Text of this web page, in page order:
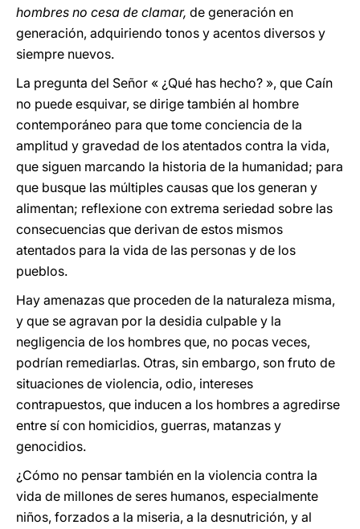
hombres no cesa de clamar, de generación en
generación, adquiriendo tonos y acentos diversos y
siempre nuevos.
La pregunta del Señor « ¿Qué has hecho? », que Caín
no puede esquivar, se dirige también al hombre
contemporáneo para que tome conciencia de la
amplitud y gravedad de los atentados contra la vida,
que siguen marcando la historia de la humanidad; para
que busque las múltiples causas que los generan y
alimentan; reflexione con extrema seriedad sobre las
consecuencias que derivan de estos mismos
atentados para la vida de las personas y de los
pueblos.
Hay amenazas que proceden de la naturaleza misma,
y que se agravan por la desidia culpable y la
negligencia de los hombres que, no pocas veces,
podrían remediarlas. Otras, sin embargo, son fruto de
situaciones de violencia, odio, intereses
contrapuestos, que inducen a los hombres a agredirse
entre sí con homicidios, guerras, matanzas y
genocidios.
¿Cómo no pensar también en la violencia contra la
vida de millones de seres humanos, especialmente
niños, forzados a la miseria, a la desnutrición, y al